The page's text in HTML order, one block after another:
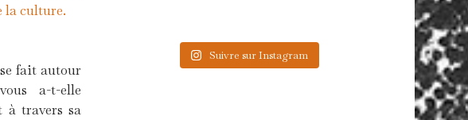
la culture.
fait autour
a-t-elle
à travers sa
Suivre sur Instagram